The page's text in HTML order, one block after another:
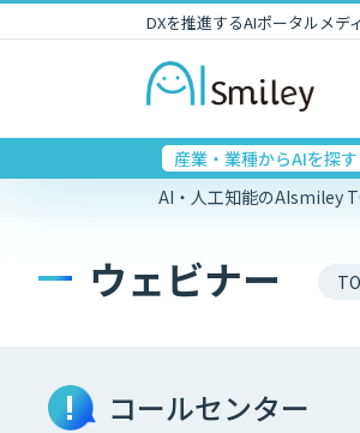
DXを推進するAIポータルメデ
産業・業種からAIを探す
AI・人工知能のAIsmiley
ウェビナー
コールセンター